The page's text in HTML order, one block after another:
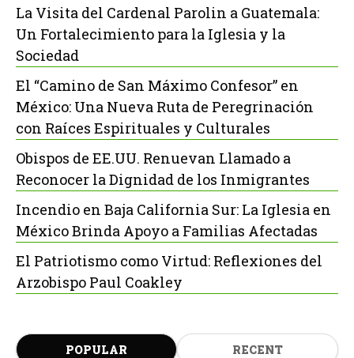
La Visita del Cardenal Parolin a Guatemala:
Un Fortalecimiento para la Iglesia y la
Sociedad
El “Camino de San Máximo Confesor” en
México: Una Nueva Ruta de Peregrinación
con Raíces Espirituales y Culturales
Obispos de EE.UU. Renuevan Llamado a
Reconocer la Dignidad de los Inmigrantes
Incendio en Baja California Sur: La Iglesia en
México Brinda Apoyo a Familias Afectadas
El Patriotismo como Virtud: Reflexiones del
Arzobispo Paul Coakley
POPULAR RECENT